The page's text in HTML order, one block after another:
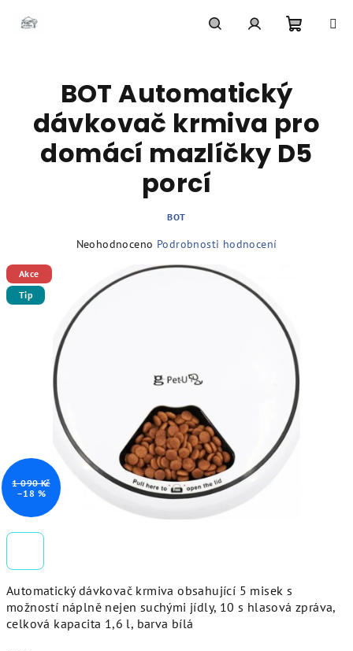
košík
Automatický dávkovač krmiva obsahující 5 misek s
možností náplně nejen suchými jídly, 10 s hlasová zpráva,
celková kapacita 1,6 l, barva bílá
BOT Automatický
dávkovač krmiva pro
domácí mazlíčky D5
porcí
BOT
Průměrné
produktu
0,0
z
Neohodnoceno Podrobnosti hodnocení
Akce
Tip
1 090 Kč
–18 %